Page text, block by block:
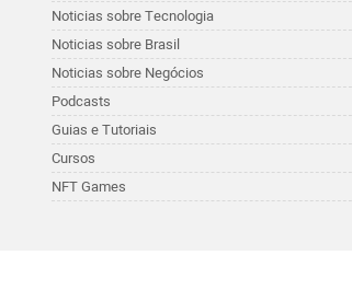
Noticias sobre Tecnologia
Noticias sobre Brasil
Noticias sobre Negócios
Podcasts
Guias e Tutoriais
Cursos
NFT Games